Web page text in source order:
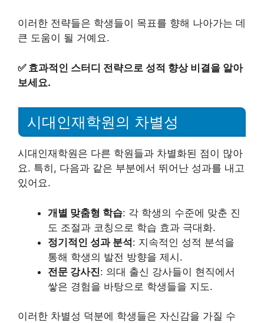
이러한 전략들은 학생들이 목표를 향해 나아가는 데
큰 도움이 될 거예요.
✅ 효과적인 스터디 전략으로 성적 향상 비결을 알아
보세요.
시대인재학원의 차별성
시대인재학원은 다른 학원들과 차별화된 점이 많아
요. 특히, 다음과 같은 부분에서 뛰어난 성과를 내고
있어요.
개별 맞춤형 학습: 각 학생의 수준에 맞춘 진
도 조절과 코칭으로 학습 효과 극대화.
정기적인 성과 분석: 지속적인 성적 분석을
통해 학생의 발전 방향을 제시.
전문 강사진: 의대 출신 강사들이 현직에서
쌓은 경험을 바탕으로 학생들을 지도.
이러한 차별성 덕분에 학생들은 자신감을 가질 수